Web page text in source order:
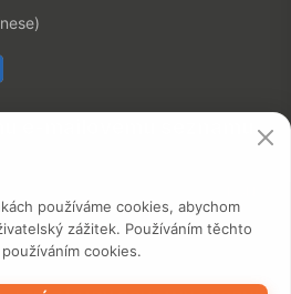
používáme cookies, abychom
zážitek. Používáním těchto
cookies.